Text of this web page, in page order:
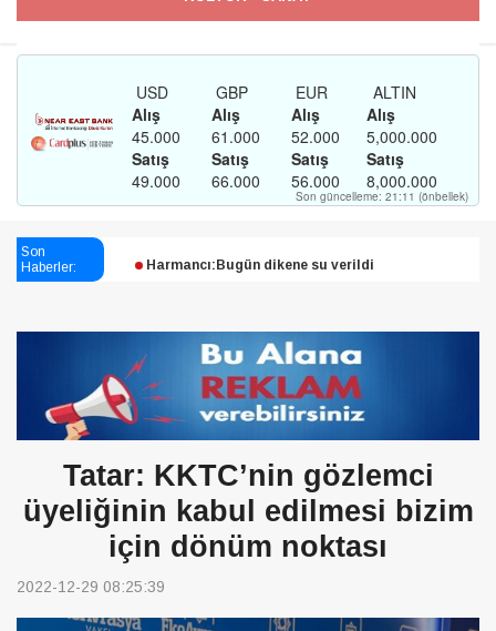
Son
Haberler:
Esendağlı:Adıyaman’daki süreç sona erdi, hukuk
Harmancı:Bugün dikene su verildi
Derneği:Vicdanlarınız tutsak, kalemleriniz esir
Tatar: KKTC’nin gözlemci
üyeliğinin kabul edilmesi bizim
için dönüm noktası
2022-12-29 08:25:39